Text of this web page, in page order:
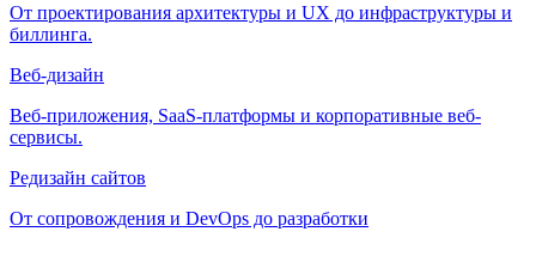
От проектирования архитектуры и UX до инфраструктуры и
биллинга.
Веб-дизайн
Веб-приложения, SaaS-платформы и корпоративные веб-
сервисы.
Редизайн сайтов
От сопровождения и DevOps до разработки